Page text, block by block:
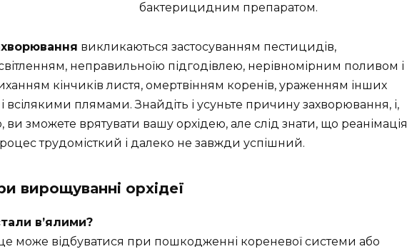
бактерицидним препаратом.
викликаються застосуванням пестицидів,
неправильноїю підгодівлею, нерівномірним поливом і
кінчиків листя, омертвінням коренів, ураженням інших
всілякими плямами. Знайдіть і усуньте причину захворювання, і,
ви зможете врятувати вашу орхідею, але слід знати, що реанімація
трудомісткий і далеко не завжди успішний.
вирощуванні орхідеї
в’ялими?
може відбуватися при пошкодженні кореневої системи або